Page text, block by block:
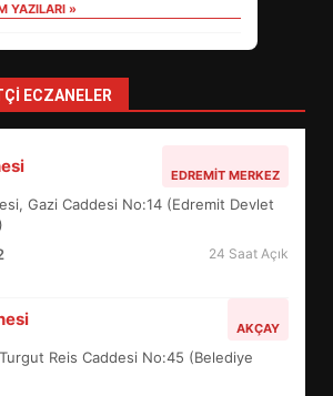
YAZILARI »
ECZANELER
EDREMIT MERKEZ
Gazi Caddesi No:14 (Edremit Devlet
24 Saat Açık
AKÇAY
Reis Caddesi No:45 (Belediye
BALIKESİR MÜZELERİNDE SÜRE
UZATILDI: NE DEĞİŞTİ?
TURNUVASI KAYITLARI NEYİ